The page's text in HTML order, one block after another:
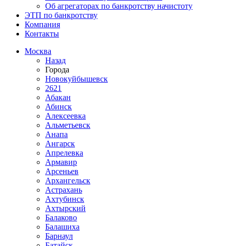
Об агрегаторах по банкротству начистоту
ЭТП по банкротству
Компания
Контакты
Москва
Назад
Города
Новокуйбышевск
2621
Абакан
Абинск
Алексеевка
Альметьевск
Анапа
Ангарск
Апрелевка
Армавир
Арсеньев
Архангельск
Астрахань
Ахтубинск
Ахтырский
Балаково
Балашиха
Барнаул